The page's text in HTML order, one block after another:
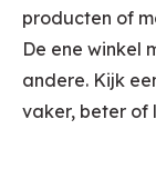
producten of
De ene winkel
andere. Kijk
vaker, beter of